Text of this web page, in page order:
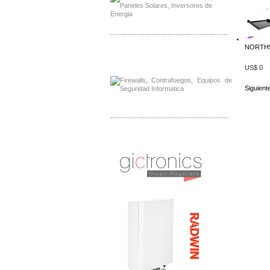
-------------------------------------------------
-------------------------------------------------
US$ 0